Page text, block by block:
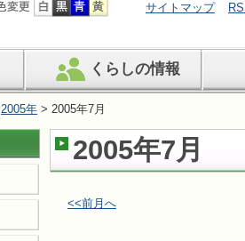
サイトマップ
くらしの情報
2005年 > 2005年7月
2005年7月
<<前月へ